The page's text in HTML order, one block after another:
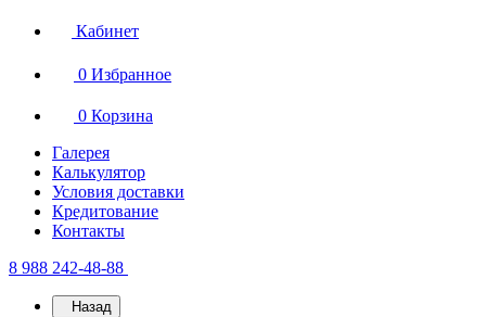
Кабинет
0 Избранное
0 Корзина
Галерея
Калькулятор
Условия доставки
Кредитование
Контакты
8 988 242-48-88
Назад